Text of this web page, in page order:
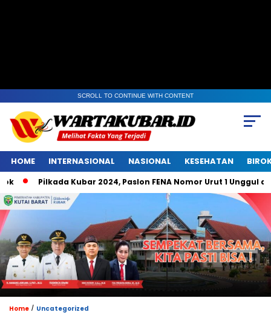
SCROLL TO CONTINUE WITH CONTENT
HOME INTERNASIONAL NASIONAL KESEHATAN
Pilkada Kubar 2024, Paslon FENA Nomor Urut 1 Unggul di
Home / Uncategorized